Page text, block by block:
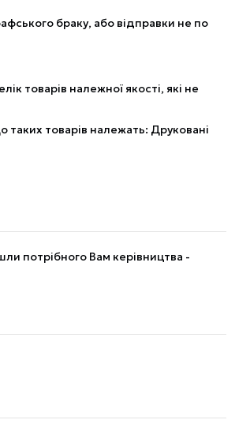
браку, або відправки не по
товарів належної якості, які не
товарів належать: Друковані
потрібного Вам керівництва -